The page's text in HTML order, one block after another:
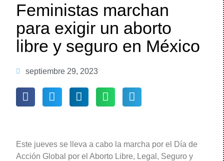
Feministas marchan
para exigir un aborto
libre y seguro en México
septiembre 29, 2023
Este jueves se lleva a cabo la marcha por el Día de
Acción Global por el Aborto Libre, Legal, Seguro y